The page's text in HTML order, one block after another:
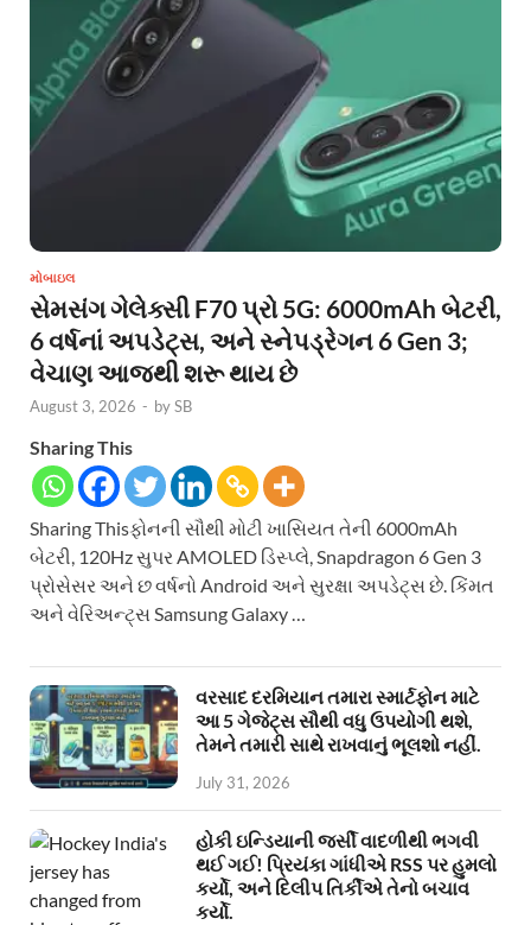
મોબાઇલ
સેમસંગ ગેલેક્સી F70 પ્રો 5G: 6000mAh બેટરી,
6 વર્ષનાં અપડેટ્સ, અને સ્નેપડ્રેગન 6 Gen 3;
વેચાણ આજથી શરૂ થાય છે
August 3, 2026 - bySB
Sharing This
Sharing Thisફોનની સૌથી મોટી ખાસિયત તેની 6000mAh
બેટરી, 120Hz સુપર AMOLED ડિસ્પ્લે, Snapdragon 6 Gen 3
પ્રોસેસર અને છ વર્ષનો Android અને સુરક્ષા અપડેટ્સ છે. કિંમત
અને વેરિઅન્ટ્સ Samsung Galaxy …
વરસાદ દરમિયાન તમારા સ્માર્ટફોન માટે
આ 5 ગેજેટ્સ સૌથી વધુ ઉપયોગી થશે,
તેમને તમારી સાથે રાખવાનું ભૂલશો નહીં.
July 31, 2026
હોકી ઇન્ડિયાની જર્સી વાદળીથી ભગવી
થઈ ગઈ! પ્રિયંકા ગાંધીએ RSS પર હુમલો
કર્યો, અને દિલીપ તિર્કીએ તેનો બચાવ
કર્યો.